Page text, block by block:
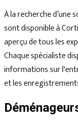
À la recherche d’une
sont disponible à
aperçu de tous les
Chaque spécialiste
informations sur
et les